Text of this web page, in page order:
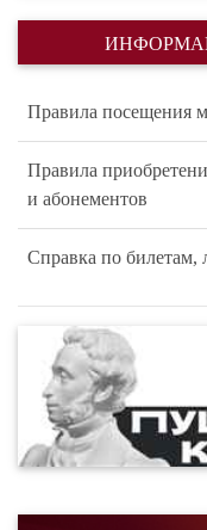
Правила посещения
Правила
и абонементов
Справка по билетам,